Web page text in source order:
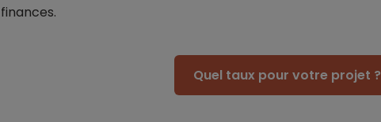
finances.
Quel taux pour votre projet ?